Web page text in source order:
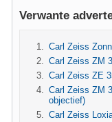
Verwante
Carl Zeiss
Carl Zeiss ZM
Carl Zeiss ZE
Carl Zeiss ZM
objectief)
Carl Zeiss